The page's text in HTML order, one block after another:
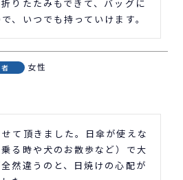
りたたみもできて、バッグに
、いつでも持っていけます。
女性
て頂きました。日傘が使えな
る時や犬のお散歩など）で大
然違うのと、日焼けの心配が